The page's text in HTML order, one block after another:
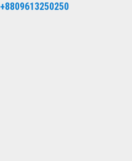
+8809613250250